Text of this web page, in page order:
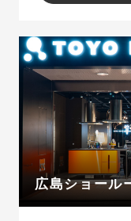
広島ショール